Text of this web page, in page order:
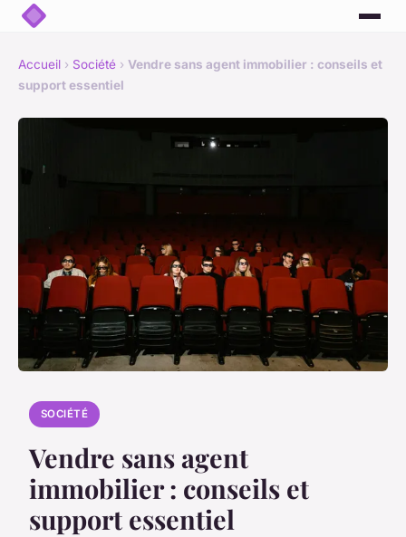
Accueil › Société › Vendre sans agent immobilier : conseils et
support essentiel
SOCIÉTÉ
Vendre sans agent
immobilier : conseils et
support essentiel